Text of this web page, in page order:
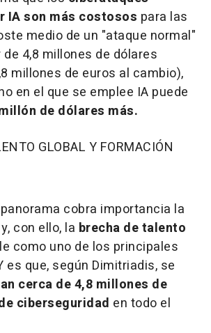
IA son más costosos para las
medio de un "ataque normal"
4,8 millones de dólares
millones de euros al cambio),
en el que se emplee IA puede
de dólares más.
GLOBAL Y FORMACIÓN
cobra importancia la
con ello, la brecha de talento
como uno de los principales
es que, según Dimitriadis, se
cerca de 4,8 millones de
ciberseguridad en todo el